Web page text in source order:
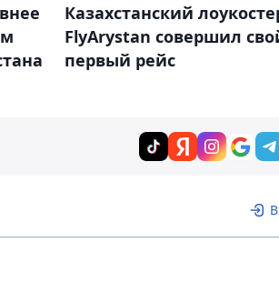
Казахстанский
FlyArystan совершил
первый рейс